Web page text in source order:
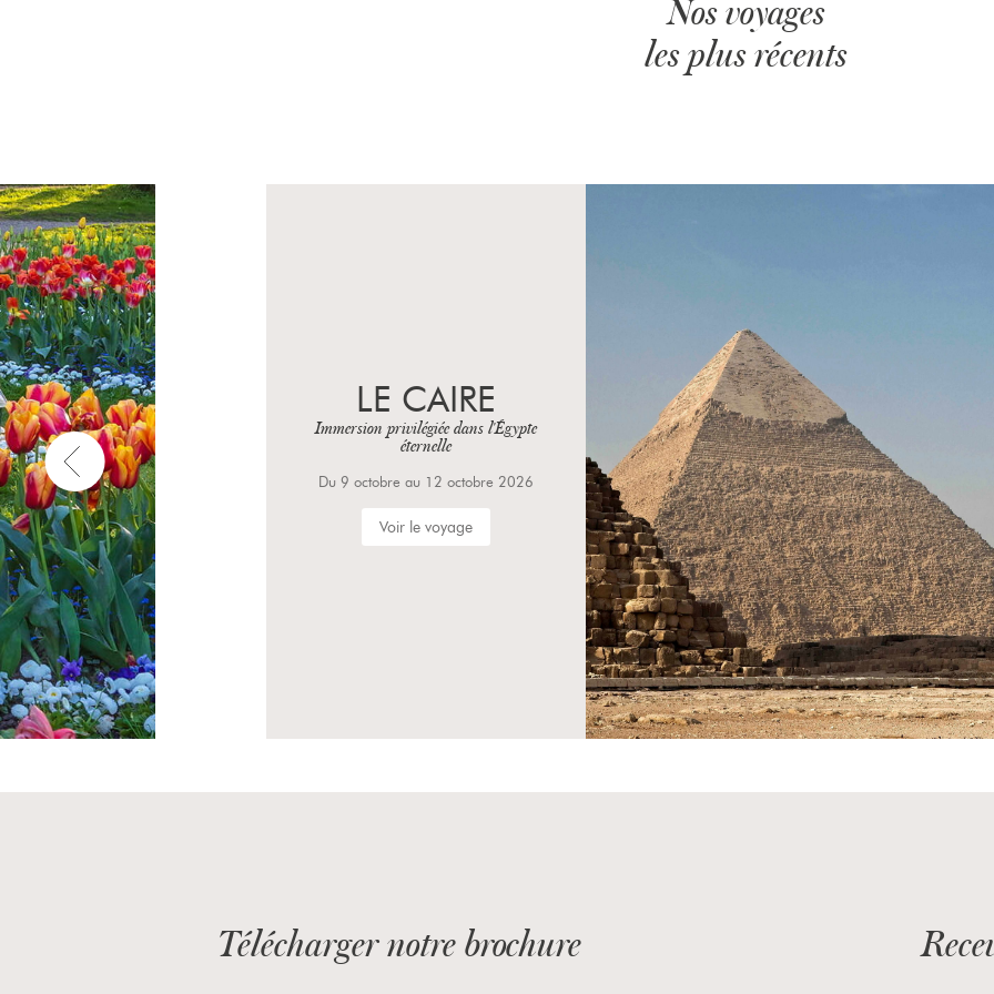
Nos voyages
les plus récents
EISENACH ET
LEIPZIG
Les architectes de l'âme
Du 23 septembre au 27 septembre 2026
Télécharger notre brochure